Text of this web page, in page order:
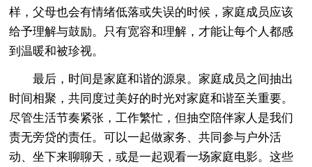
样，父母也会有情绪低落或失误的时候，家庭成员应该
给予理解与鼓励。只有宽容和理解，才能让每个人都感
到温暖和被珍视。
最后，时间是家庭和谐的源泉。家庭成员之间抽出
时间相聚，共同度过美好的时光对家庭和谐至关重要。
尽管生活节奏紧张，工作繁忙，但抽空陪伴家人是我们
责无旁贷的责任。可以一起做家务、共同参与户外活
动、坐下来聊聊天，或是一起观看一场家庭电影。这些